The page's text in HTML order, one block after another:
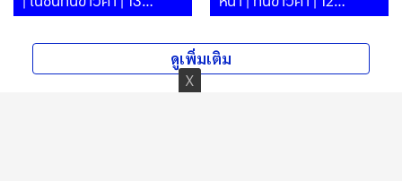
ก.ค.69 | PART
ก.ค.69
ดูเพิ่มเติม